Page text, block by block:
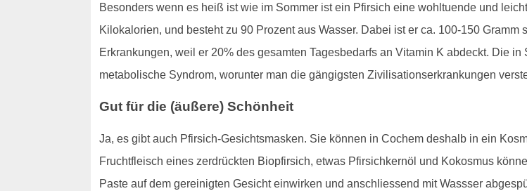
Besonders wenn es heiß ist wie im Sommer ist ein Pfirsich eine wohltuende und
Kilokalorien, und besteht zu 90 Prozent aus Wasser. Dabei ist er ca. 100-150
Erkrankungen, weil er 20% des gesamten Tagesbedarfs an Vitamin K abdeckt. Die
metabolische Syndrom, worunter man die gängigsten Zivilisationserkrankungen
Gut für die (äußere) Schönheit
Ja, es gibt auch Pfirsich-Gesichtsmasken. Sie können in Cochem deshalb in ein
Fruchtfleisch eines zerdrückten Biopfirsich, etwas Pfirsichkernöl und Kokosmus
Paste auf dem gereinigten Gesicht einwirken und anschliessend mit Wassser